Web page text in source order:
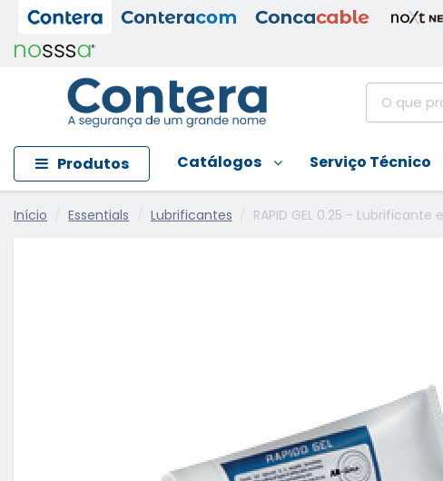
Produtos Catálogos Serviço Técnico
Início Essentials Lubrificantes RAPID GEL 0.25 - Lubrificante